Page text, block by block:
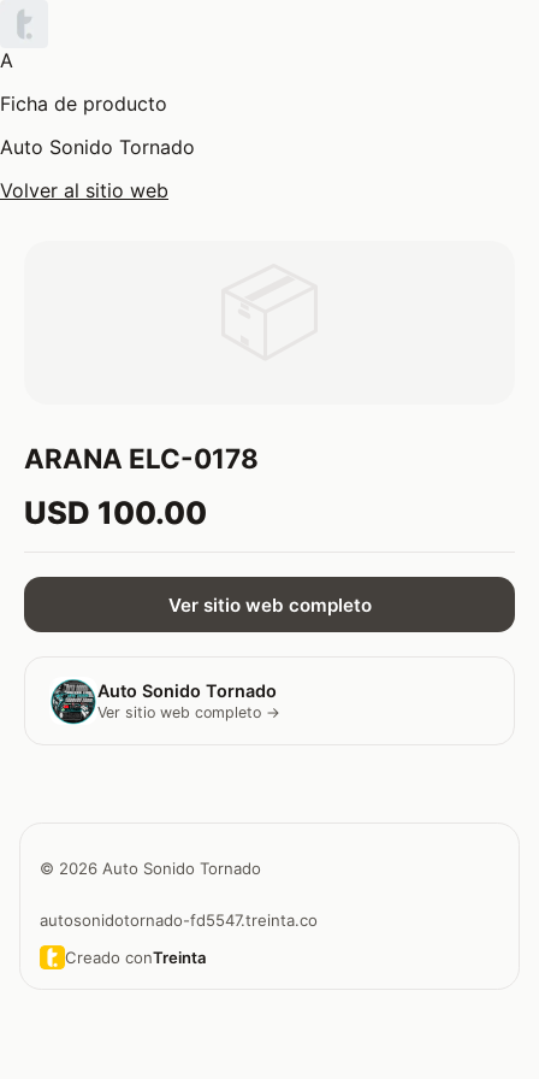
A
Ficha de producto
Auto Sonido Tornado
Volver al sitio web
ARANA ELC-0178
USD 100.00
Ver sitio web completo
Auto Sonido Tornado
Ver sitio web completo →
© 2026 Auto Sonido Tornado
autosonidotornado-fd5547.treinta.co
Creado conTreinta